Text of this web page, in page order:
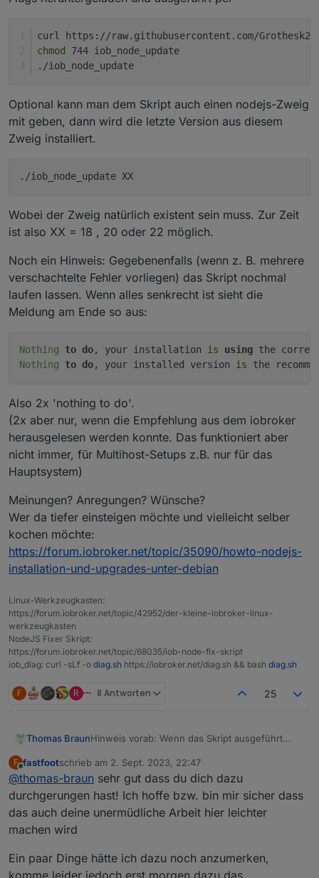
curl https://raw.githubusercontent.com/
chmod
744 iob_node_update
./iob_node_update
Optional kann man dem Skript auch einen nodejs-Zweig
mit geben, dann wird die letzte Version aus diesem
Zweig installiert.
./iob_node_update XX
Wobei der Zweig natürlich existent sein muss. Zur Zeit
ist also XX = 18 , 20 oder 22 möglich.
Noch ein Hinweis: Gegebenenfalls (wenn z. B. mehrere
verschachtelte Fehler vorliegen) das Skript nochmal
laufen lassen. Wenn alles senkrecht ist sieht die
Meldung am Ende so aus:
Nothing to do, your installation is
using
Nothing
to do, your installed version is
Also 2x 'nothing to do'.
(2x aber nur, wenn die Empfehlung aus dem iobroker
herausgelesen werden konnte. Das funktioniert aber
nicht immer, für Multihost-Setups z.B. nur für das
Hauptsystem)
Meinungen? Anregungen? Wünsche?
Wer da tiefer einsteigen möchte und vielleicht selber
kochen möchte:
https://forum.iobroker.net/topic/35090/howto-nodejs-
installation-und-upgrades-unter-debian
Linux-Werkzeugkasten:
https://forum.iobroker.net/topic/42952/der-kleine-iobroker-linux-
werkzeugkasten
NodeJS Fixer Skript:
https://forum.iobroker.net/topic/68035/iob-node-fix-skript
iob_diag: curl -sLf -o diag.sh https://iobroker.net/diag.sh && bash diag.sh
F R 8 Antworten 25
Thomas BraunHinweis vorab: Wenn das Skript ausgeführt
Updates innerhalb der nodejs-Version wieder
wie gehabt über
sudo apt update
Erneutes ausführen des Skriptes bei einem
__
ioBroker in Form des Kommandosiob
nodejs-updategeworden ist wird hier im
ausgesprochen, so grundlegende Dinge wie
die Installation von nodejs über windige 'Toolz'
Flugs heruntergeladen und ausgeführt per
F
Online
fastfootschrieb am 2. Sept. 2023, 22:47
zuletzt editiert von
@thomas-braun sehr gut dass du dich dazu
durchgerungen hast! Ich hoffe bzw. bin mir sicher dass
das auch deine unermüdliche Arbeit hier leichter
machen wird
Ein paar Dinge hätte ich dazu noch anzumerken,